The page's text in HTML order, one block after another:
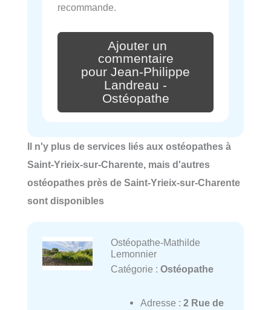
recommande.
Ajouter un
commentaire
pour Jean-Philippe
Landreau -
Ostéopathe
Il n'y plus de services liés aux ostéopathes à
Saint-Yrieix-sur-Charente, mais d'autres
ostéopathes près de Saint-Yrieix-sur-Charente
sont disponibles
Ostéopathe-Mathilde
Lemonnier
Catégorie : Ostéopathe
Adresse : 2 Rue de